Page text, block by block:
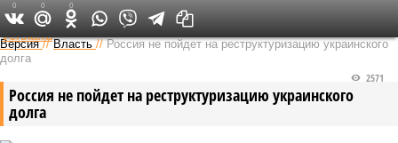
Федеральный выпуск
Версия //Власть //Россия не пойдет на реструктуризацию украинского
долга
Россия не пойдет на реструктуризацию украинского
долга
2571
0 0 0